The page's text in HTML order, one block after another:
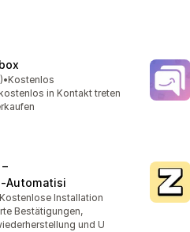
insgesamt
•Kostenlos
in Kontakt treten
insgesamt
Kostenlose Installation
Bestätigungen,
und U